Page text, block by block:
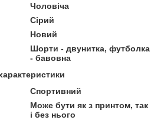
Чоловіча
Сірий
Новий
Шорти - двунитка, футболка
- бавовна
Спортивний
Може бути як з принтом, так
і без нього